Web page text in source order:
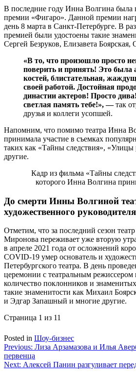
В последние году Инна Волгина была
премии «Фигаро». Данной премии
день 8 марта в Санкт-Петербурге. В
премией были удостоены такие
Сергей Безруков, Елизавета Боярская,
«В то, что произошло просто
поверить и принять! Это была
костей, блистательная,
своей работой. Достойная
династии актеров! Просто
светлая память тебе!», —так
друзья и коллеги усопшей.
Напомним, что помимо театра Инна
принимала участие в съемках
таких как «Тайны следствия»,
другие.
Кадр из фильма «Тайны
которого Инна Волгина
До смерти Инны Волгиной
художественного руководителя
Отметим, что за последний сезон
Миронова переживает уже вторую
в апреле 2021 года от осложнений
COVID-19 умер основатель и
Петербургского театра. В день
церемонии с театральным
количество поклонников и
такие знаменитости как Михаил
и Эдгар Запашный и многие другие.
Страница 1 из 11
Posted in Шоу-бизнес
Навигация
по
Previous: Лиза Арзамазова и Илья
первенца
Next: Алексей Панин разгуливает